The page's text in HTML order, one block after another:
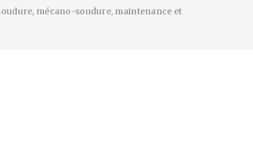
mécano-soudure, maintenance et